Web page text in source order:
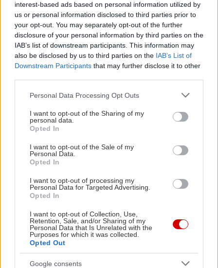
interest-based ads based on personal information utilized by
us or personal information disclosed to third parties prior to
your opt-out. You may separately opt-out of the further
disclosure of your personal information by third parties on the
IAB’s list of downstream participants. This information may
also be disclosed by us to third parties on the IAB’s List of
Downstream Participants that may further disclose it to other
Please note that this website/app uses one or more Google
not limited to your visit or usage behaviour. You may click to
grant or deny consent to Google and its third-party tags to
use your data for below specified purposes in below Google
consent section.
Personal Data Processing Opt Outs
I want to opt-out of the Sharing of my
personal data.
Opted In
I want to opt-out of the Sale of my
Personal Data.
Opted In
I want to opt-out of processing my
Personal Data for Targeted Advertising.
Opted In
I want to opt-out of Collection, Use,
Retention, Sale, and/or Sharing of my
Personal Data that Is Unrelated with the
Purposes for which it was collected.
Opted Out
Google consents